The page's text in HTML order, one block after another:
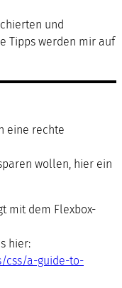
und
Tipps werden mir auf
eine rechte
wollen, hier ein
mit dem Flexbox-
hier:
css/a-guide-to-